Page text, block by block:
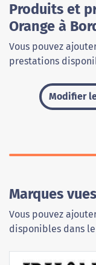
Produits et
Orange à
Vous pouvez
prestations
Modifier
Marques
Vous pouvez
disponibles dans